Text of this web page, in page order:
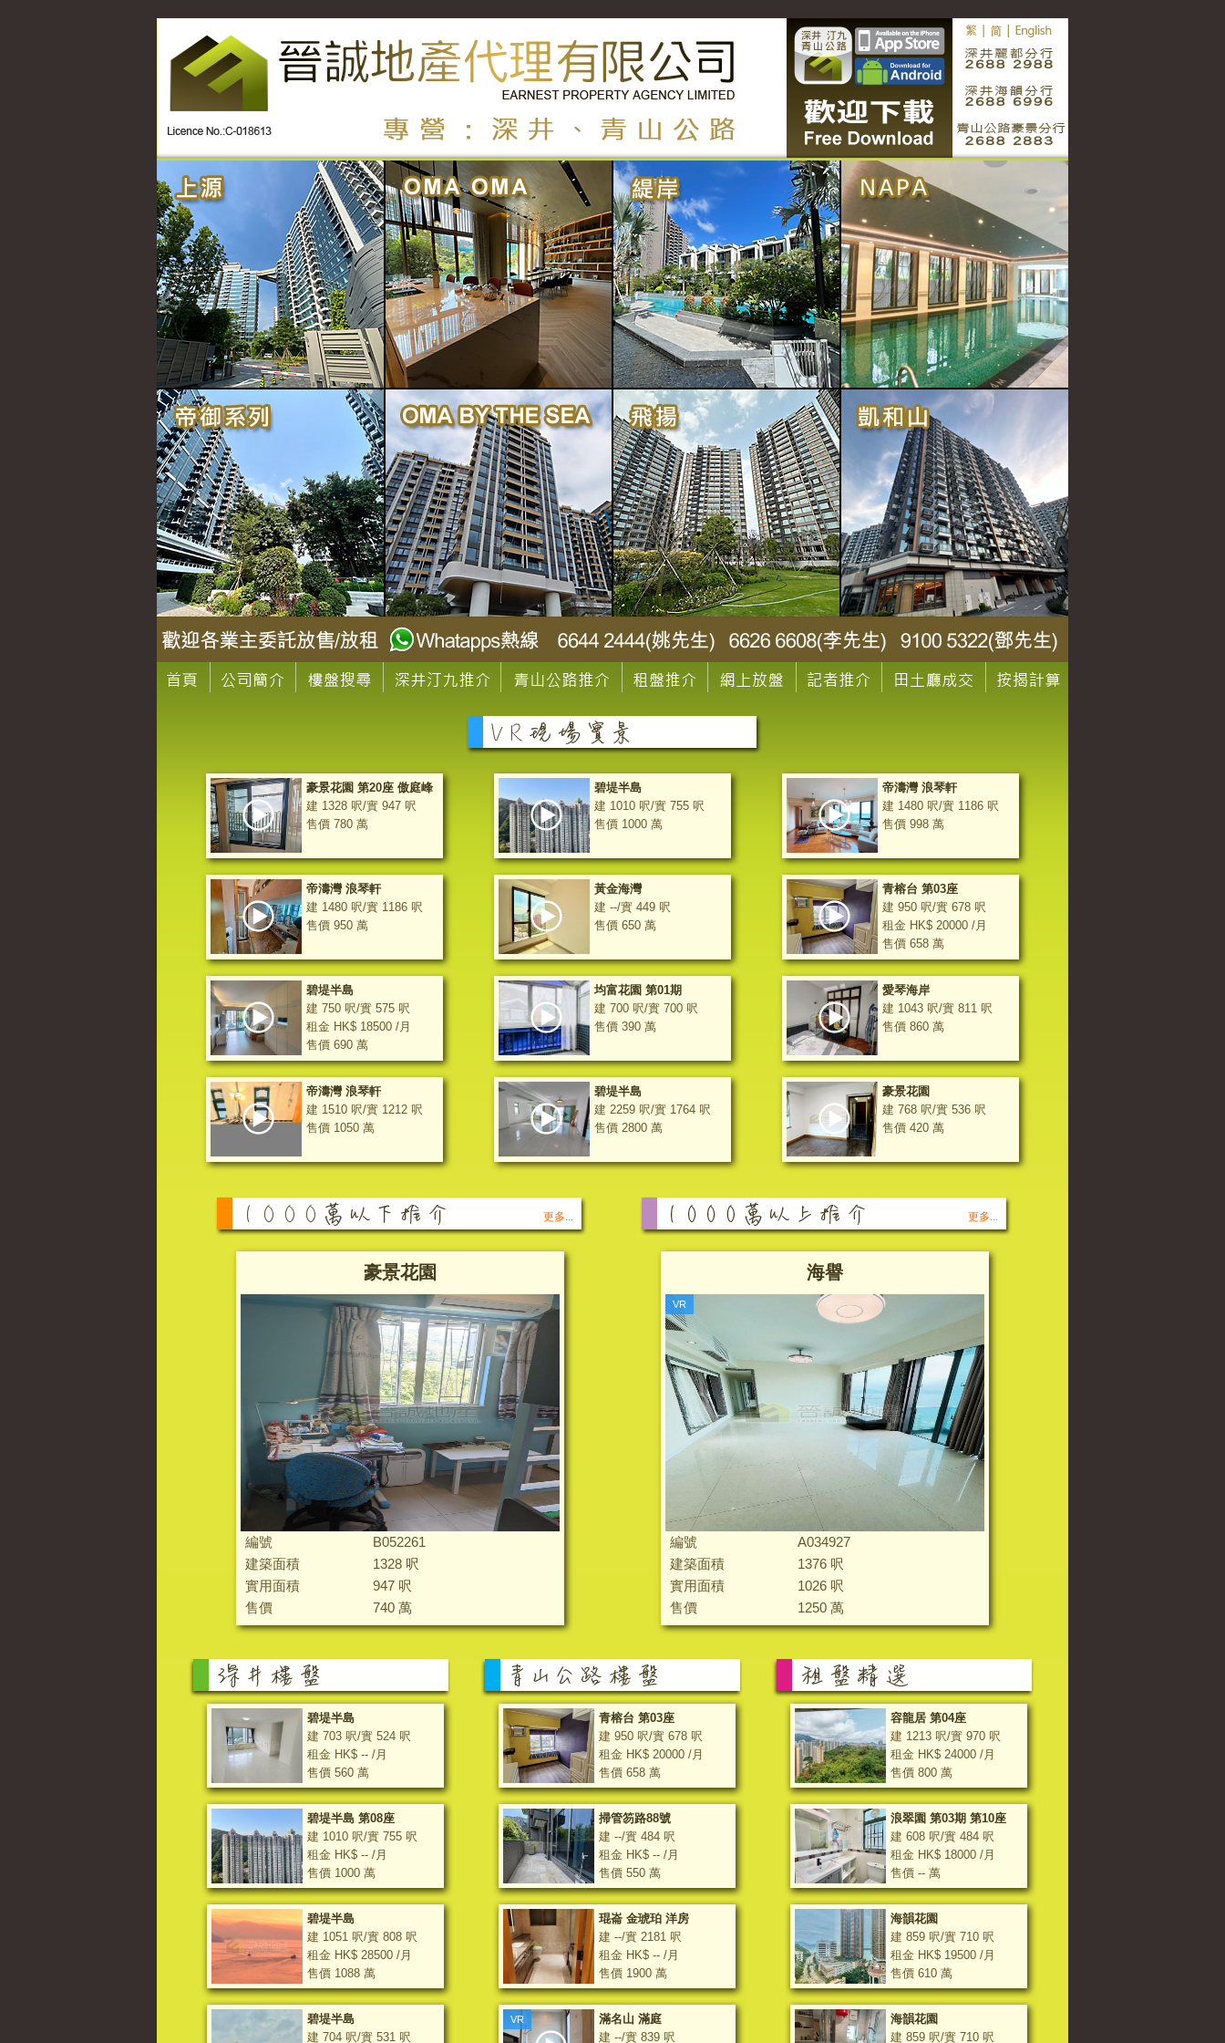
豪景花園 第20座 傲庭峰
建 1328 呎/實 947 呎
售價 780 萬
碧堤半島
建 1010 呎/實 755 呎
售價 1000 萬
帝濤灣 浪琴軒
建 1480 呎/實 1186 呎
售價 998 萬
帝濤灣 浪琴軒
建 1480 呎/實 1186 呎
售價 950 萬
黃金海灣
建 --/實 449 呎
售價 650 萬
青榕台 第03座
建 950 呎/實 678 呎
租金 HK$ 20000 /月
售價 658 萬
碧堤半島
建 750 呎/實 575 呎
租金 HK$ 18500 /月
售價 690 萬
均富花園 第01期
建 700 呎/實 700 呎
售價 390 萬
愛琴海岸
建 1043 呎/實 811 呎
售價 860 萬
帝濤灣 浪琴軒
建 1510 呎/實 1212 呎
售價 1050 萬
碧堤半島
建 2259 呎/實 1764 呎
售價 2800 萬
豪景花園
建 768 呎/實 536 呎
售價 420 萬
更多... 更多...
豪景花園
編號
B052261
建築面積
1328 呎
實用面積
947 呎
售價
740 萬
海譽
VR
編號
A034927
建築面積
1376 呎
實用面積
1026 呎
售價
1250 萬
碧堤半島
建 703 呎/實 524 呎
租金 HK$ -- /月
售價 560 萬
碧堤半島 第08座
建 1010 呎/實 755 呎
租金 HK$ -- /月
售價 1000 萬
碧堤半島
建 1051 呎/實 808 呎
租金 HK$ 28500 /月
售價 1088 萬
碧堤半島
建 704 呎/實 531 呎
青榕台 第03座
建 950 呎/實 678 呎
租金 HK$ 20000 /月
售價 658 萬
掃管笏路88號
建 --/實 484 呎
租金 HK$ -- /月
售價 550 萬
琨崙 金琥珀 洋房
建 --/實 2181 呎
租金 HK$ -- /月
售價 1900 萬
VR
滿名山 滿庭
建 --/實 839 呎
容龍居 第04座
建 1213 呎/實 970 呎
租金 HK$ 24000 /月
售價 800 萬
浪翠園 第03期 第10座
建 608 呎/實 484 呎
租金 HK$ 18000 /月
售價 -- 萬
海韻花園
建 859 呎/實 710 呎
租金 HK$ 19500 /月
售價 610 萬
海韻花園
建 859 呎/實 710 呎